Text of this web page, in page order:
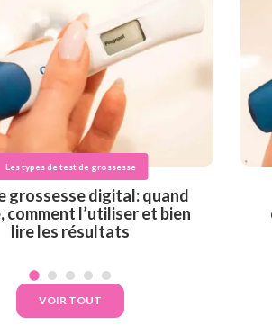
Les types de test de grossesse
grossesse digital: quand
comment l’utiliser et bien
lire les résultats
VOIR TOUT